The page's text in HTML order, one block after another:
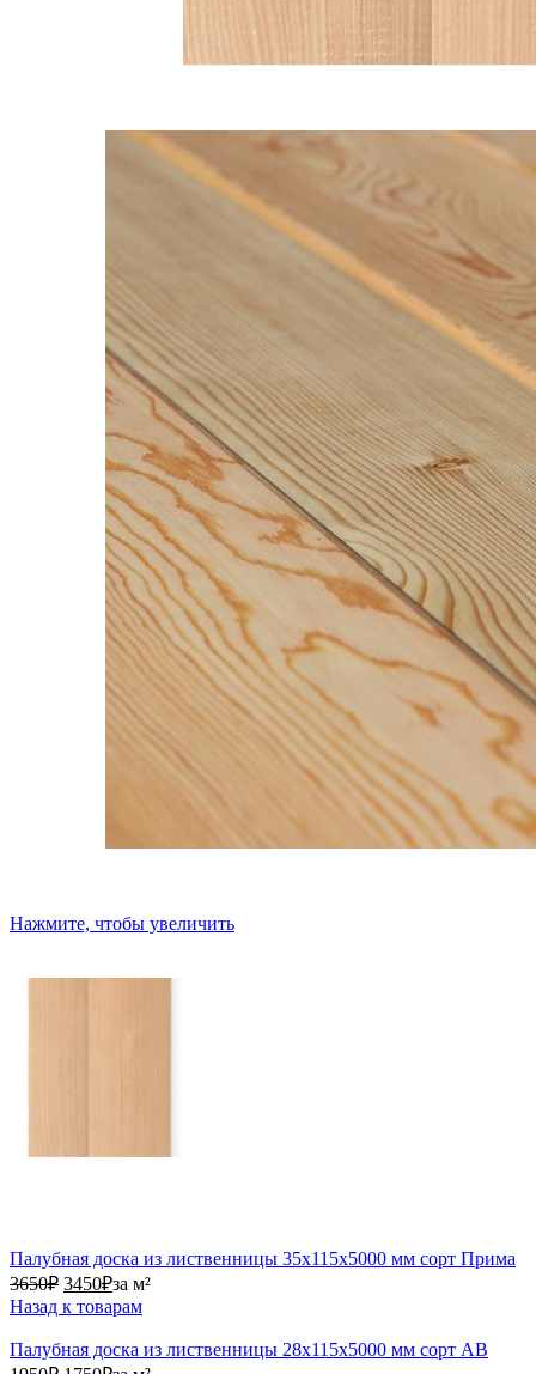
Нажмите, чтобы увеличить
Палубная доска из лиственницы 35х115х5000 мм сорт Прима
3650₽ 3650₽.
3450₽3450₽.
за м²
Назад к товарам
Палубная доска из лиственницы 28х115х5000 мм сорт АВ